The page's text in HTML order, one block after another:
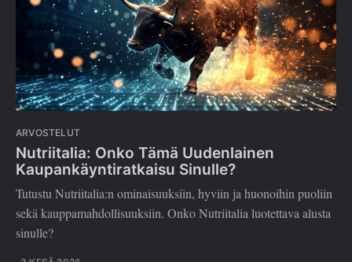
ARVOSTELUT
Nutriitalia: Onko Tämä Uudenlainen
Kaupankäyntiratkaisu Sinulle?
Tutustu Nutriitalia:n ominaisuuksiin, hyviin ja huonoihin puoliin
sekä kauppamahdollisuuksiin. Onko Nutriitalia luotettava alusta
sinulle?